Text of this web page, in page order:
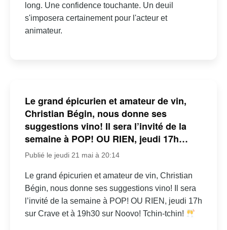
long. Une confidence touchante. Un deuil
s'imposera certainement pour l'acteur et
animateur.
Le grand épicurien et amateur de vin,
Christian Bégin, nous donne ses
suggestions vino! Il sera l’invité de la
semaine à POP! OU RIEN, jeudi 17h…
Publié le jeudi 21 mai à 20:14
Le grand épicurien et amateur de vin, Christian
Bégin, nous donne ses suggestions vino! Il sera
l’invité de la semaine à POP! OU RIEN, jeudi 17h
sur Crave et à 19h30 sur Noovo! Tchin-tchin!